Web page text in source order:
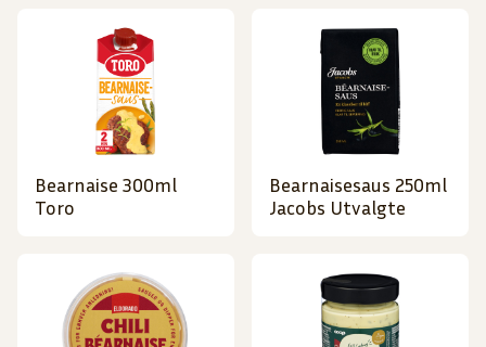
Bearnaise 300ml
Toro
Bearnaisesaus 250ml
Jacobs Utvalgte